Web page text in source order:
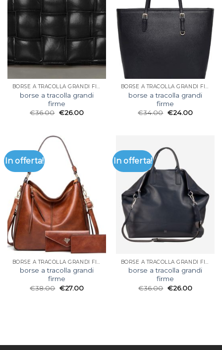
BORSE A TRACOLLA GRANDI FIRME
borse a tracolla grandi
firme
€36.00 €26.00
BORSE A TRACOLLA GRANDI FIRME
borse a tracolla grandi
firme
€34.00 €24.00
In offerta!
borse a tracolla grandi
firme
€38.00 €27.00
In offerta!
borse a tracolla grandi
firme
€36.00 €26.00